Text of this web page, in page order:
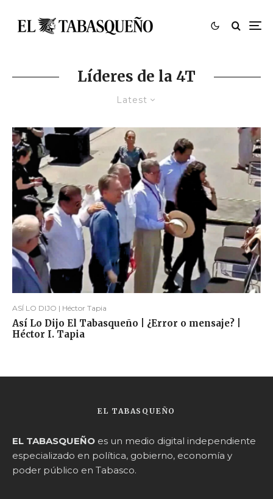
Líderes de la 4T
Latest
ASÍ LO DIJO | Héctor Tapia
Así Lo Dijo El Tabasqueño | ¿Error o mensaje? |
Héctor I. Tapia
EL TABASQUEÑO
EL TABASQUEÑO es un medio digital independiente
especializado en política, gobierno, economía y
poder público en Tabasco.